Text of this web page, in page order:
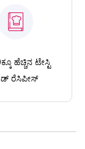
ಹೆಚ್ಚಿನ ಟೇಸ್ಟಿ
ರೆಸಿಪೀಸ್